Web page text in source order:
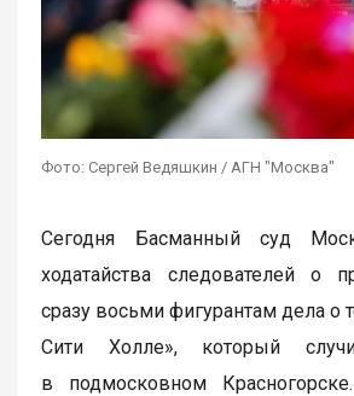
Фото: Сергей Ведяшкин / АГН "Москва"
Сегодня Басманный суд
ходатайства следователей о
сразу восьми фигурантам дела о
Сити Холле», который
в подмосковном